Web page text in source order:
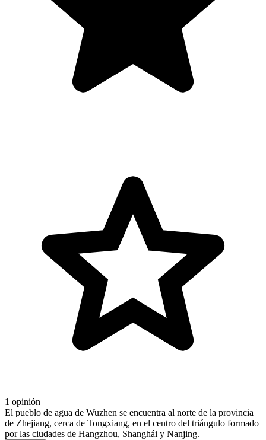
1 opinión
El pueblo de agua ​​de Wuzhen se encuentra al norte de la provincia
de Zhejiang, cerca de Tongxiang, en el centro del triángulo formado
por las ciudades de Hangzhou, Shanghái y Nanjing.